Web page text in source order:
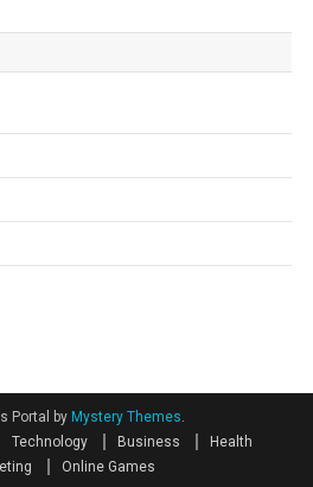
Portal by Mystery Themes
Technology Business
Health
Online Games